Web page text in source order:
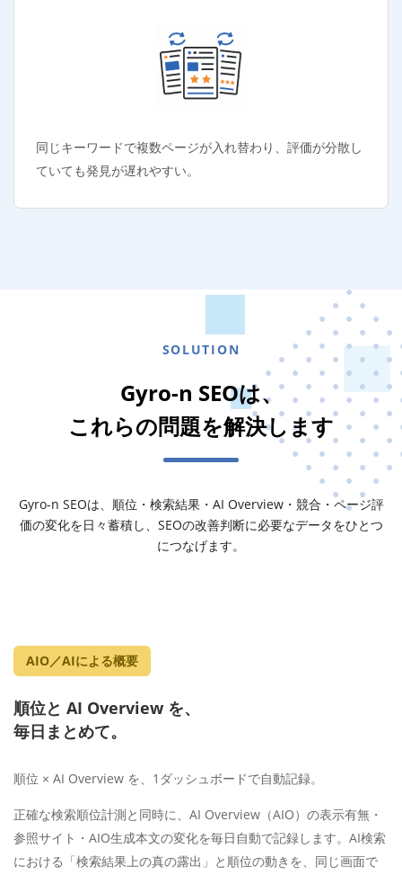
同じキーワードで複数ページが入れ替わり、評価が分散し
ていても発見が遅れやすい。
SOLUTION
Gyro-n SEOは、
これらの問題を解決します
Gyro-n SEOは、順位・検索結果・AI Overview・競合・ページ評
価の変化を日々蓄積し、 SEOの改善判断に必要なデータをひとつ
につなげます。
AIO／AIによる概要
順位と AI Overview を、
毎日まとめて。
順位 × AI Overview を、1ダッシュボードで自動記録。
正確な検索順位計測と同時に、AI Overview（AIO）の表示有無・
参照サイト・AIO生成本文の変化を毎日自動で記録します。AI検索
における「検索結果上の真の露出」と順位の動きを、同じ画面で